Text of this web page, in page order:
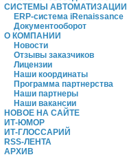
СИСТЕМЫ АВТОМАТИЗАЦИИ
ERP-система iRenaissance
Документооборот
О КОМПАНИИ
Новости
Отзывы заказчиков
Лицензии
Наши координаты
Программа партнерства
Наши партнеры
Наши вакансии
НОВОЕ НА САЙТЕ
ИТ-ЮМОР
ИТ-ГЛОССАРИЙ
RSS-ЛЕНТА
АРХИВ